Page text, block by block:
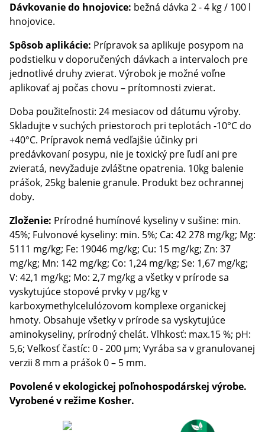
Dávkovanie do hnojovice: bežná dávka 2 - 4 kg / 100 l
hnojovice.
Spôsob aplikácie: Prípravok sa aplikuje posypom na
podstielku v doporučených dávkach a intervaloch pre
jednotlivé druhy zvierat. Výrobok je možné voľne
aplikovať aj počas chovu – prítomnosti zvierat.
Doba použiteľnosti: 24 mesiacov od dátumu výroby.
Skladujte v suchých priestoroch pri teplotách -10°C do
+40°C. Prípravok nemá vedľajšie účinky pri
predávkovaní posypu, nie je toxický pre ľudí ani pre
zvieratá, nevyžaduje zvláštne opatrenia. 10kg balenie
prášok, 25kg balenie granule. Produkt bez ochrannej
doby.
Zloženie: Prírodné humínové kyseliny v sušine: min.
45%; Fulvonové kyseliny: min. 5%; Ca: 42 278 mg/kg; Mg:
5111 mg/kg; Fe: 19046 mg/kg; Cu: 15 mg/kg; Zn: 37
mg/kg; Mn: 142 mg/kg; Co: 1,24 mg/kg; Se: 1,67 mg/kg;
V: 42,1 mg/kg; Mo: 2,7 mg/kg a všetky v prírode sa
vyskytujúce stopové prvky v µg/kg v
karboxymethylcelulózovom komplexe organickej
hmoty. Obsahuje všetky v prírode sa vyskytujúce
aminokyseliny, prírodný chelát. Vlhkosť: max.15 %; pH:
5,6; Veľkosť častíc: 0 - 200 µm; Vyrába sa v granulovanej
verzii 8 mm a prášok 0 – 5 mm.
Povolené v ekologickej poľnohospodárskej výrobe.
Vyrobené v režime Kosher.